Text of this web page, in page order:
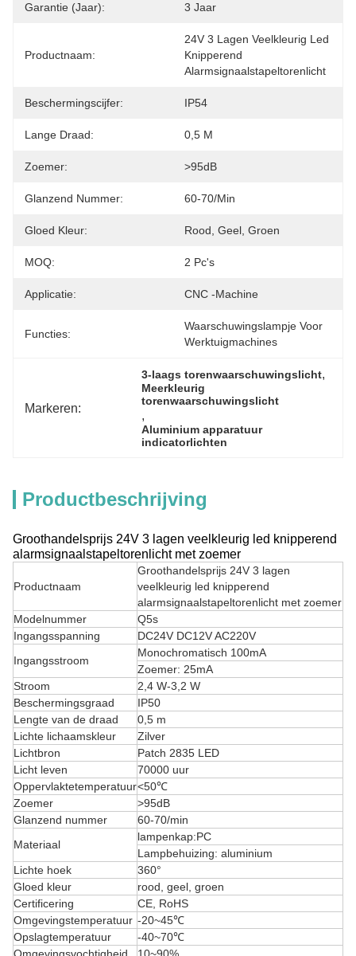
Garantie (jaar): 3 Jaar
Productnaam:
24V 3 Lagen Veelkleurig Led
Knipperend
Alarmsignaalstapeltorenlicht
Beschermingscijfer: IP54
Lange Draad: 0,5 M
Zoemer: >95dB
Glanzend Nummer: 60-70/min
Gloed Kleur: Rood, Geel, Groen
MOQ: 2 Pc's
Applicatie: CNC -machine
Functies:
Waarschuwingslampje Voor
Werktuigmachines
Markeren:
3-laags torenwaarschuwingslicht,
Meerkleurig
torenwaarschuwingslicht
,
Aluminium apparatuur
indicatorlichten
Productbeschrijving
Groothandelsprijs 24V 3 lagen veelkleurig led knipperend
alarmsignaalstapeltorenlicht met zoemer
Productnaam
Groothandelsprijs 24V 3 lagen
veelkleurig led knipperend
alarmsignaalstapeltorenlicht met zoemer
Modelnummer
Q5s
Ingangsspanning
DC24V DC12V AC220V
Ingangsstroom
Monochromatisch 100mA
Zoemer: 25mA
Stroom
2,4 W-3,2 W
Beschermingsgraad
IP50
Lengte van de draad
0,5 m
Lichte lichaamskleur
Zilver
Lichtbron
Patch 2835 LED
Licht leven
70000 uur
Oppervlaktetemperatuur<50℃
Zoemer
>95dB
Glanzend nummer
60-70/min
Materiaal
lampenkap:PC
Lampbehuizing: aluminium
Lichte hoek
360°
Gloed kleur
rood, geel, groen
Certificering
CE, RoHS
Omgevingstemperatuur -20~45℃
Opslagtemperatuur
-40~70℃